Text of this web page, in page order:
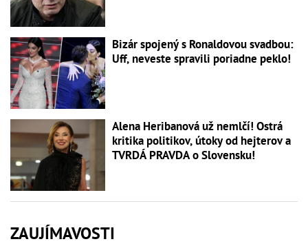
Bizár spojený s Ronaldovou svadbou:
Uff, neveste spravili poriadne peklo!
Alena Heribanová už nemlčí! Ostrá
kritika politikov, útoky od hejterov a
TVRDÁ PRAVDA o Slovensku!
ZAUJÍMAVOSTI